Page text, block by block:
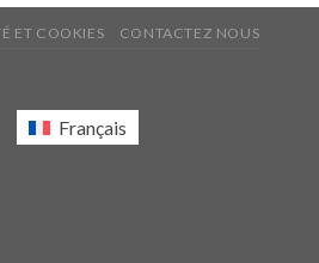
ET COOKIES CONTACTEZ NOUS
Français